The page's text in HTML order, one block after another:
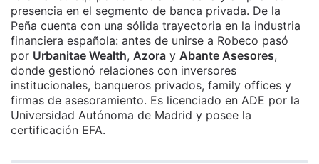
presencia en el segmento de banca privada. De la
Peña cuenta con una sólida trayectoria en la industria
financiera española: antes de unirse a Robeco pasó
por Urbanitae Wealth, Azora y Abante Asesores,
donde gestionó relaciones con inversores
institucionales, banqueros privados, family offices y
firmas de asesoramiento. Es licenciado en ADE por la
Universidad Autónoma de Madrid y posee la
certificación EFA.